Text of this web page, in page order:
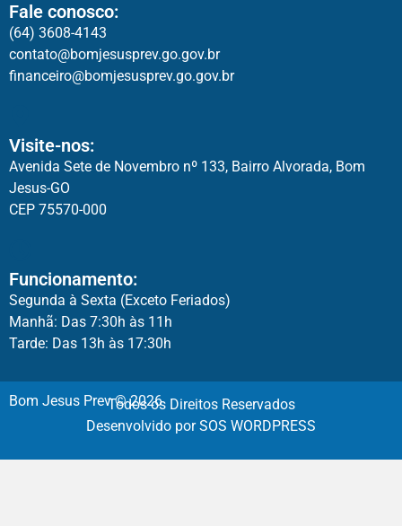
Fale conosco:
(64) 3608-4143
contato@bomjesusprev.go.gov.br
financeiro@bomjesusprev.go.gov.br
Visite-nos:
Avenida Sete de Novembro nº 133, Bairro Alvorada, Bom
Jesus-GO
CEP 75570-000
Funcionamento:
Segunda à Sexta (Exceto Feriados)
Manhã: Das 7:30h às 11h
Tarde: Das 13h às 17:30h
Bom Jesus Prev © 2026Todos os Direitos Reservados
Desenvolvido por SOS WORDPRESS